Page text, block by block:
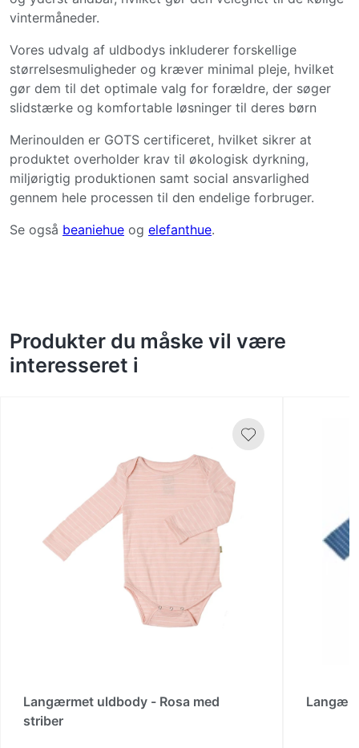
vintermåneder.
Vores udvalg af uldbodys inkluderer forskellige
størrelsesmuligheder og kræver minimal pleje, hvilket
gør dem til det optimale valg for forældre, der søger
slidstærke og komfortable løsninger til deres børn
Merinoulden er GOTS certificeret, hvilket sikrer at
produktet overholder krav til økologisk dyrkning,
miljørigtig produktionen samt social ansvarlighed
gennem hele processen til den endelige forbruger.
Se også beaniehue og elefanthue.
Produkter du måske vil være
interesseret i
Langærmet uldbody - Rosa med
striber